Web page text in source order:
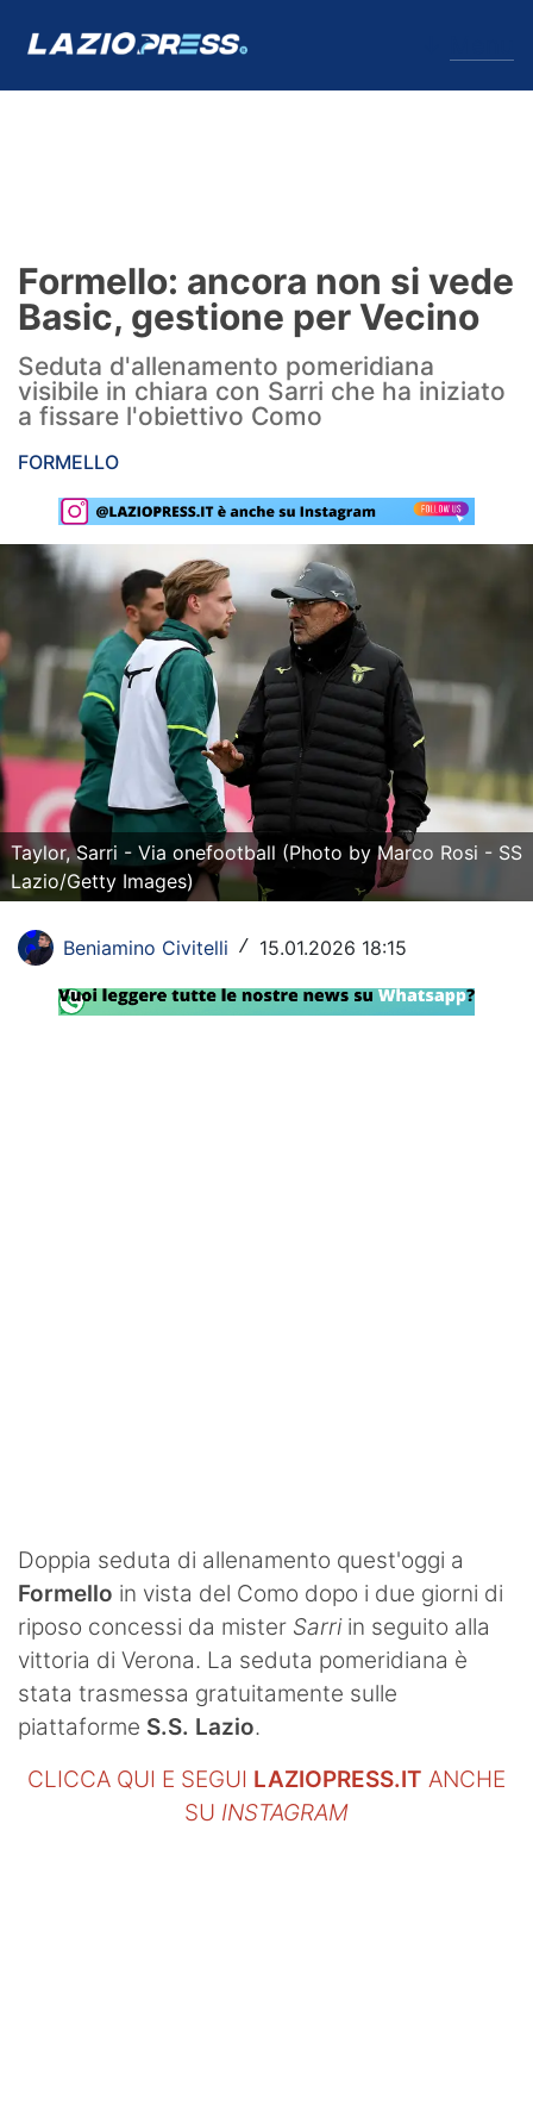
Formello
Infortuni
Primavera
Calciomercato
Lazio Women
Rassegna Lazio
Calcio
Serie A
Champions League
Europa League
Altri Sport
Formula 1
Tennis
Formello: ancora non si vede
Basic, gestione per Vecino
Seduta d'allenamento pomeridiana
visibile in chiara con Sarri che ha iniziato
a fissare l'obiettivo Como
FORMELLO
Taylor, Sarri - Via onefootball (Photo by Marco Rosi - SS
Lazio/Getty Images)
Beniamino Civitelli / 15.01.2026 18:15
Doppia seduta di allenamento quest'oggi a
Formello in vista del Como dopo i due giorni di
riposo concessi da mister Sarri in seguito alla
vittoria di Verona. La seduta pomeridiana è
stata trasmessa gratuitamente sulle
piattaforme S.S. Lazio.
CLICCA QUI E SEGUI LAZIOPRESS.IT ANCHE
SU INSTAGRAM